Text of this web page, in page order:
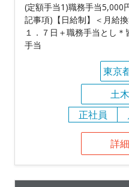
(定額手当1)職務手当5,000
記事項)【日給制】＜月給
１．７日＋職務手当とし
手当
東京
土
正社員
詳